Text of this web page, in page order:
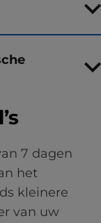
7 dagen
het
kleinere
van uw